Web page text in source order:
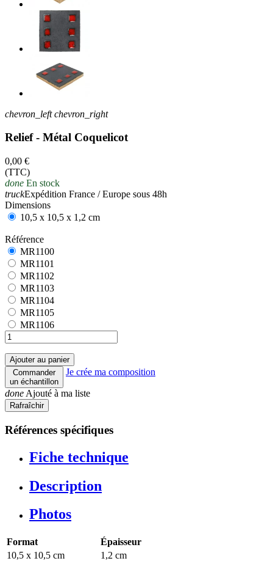
chevron_left chevron_right
Relief - Métal Coquelicot
0,00 €
(TTC)
done En stock
truckExpédition France / Europe sous 48h
Dimensions
10,5 x 10,5 x 1,2 cm
Référence
MR1100
MR1100
MR1101
MR1101
MR1102
MR1102
MR1103
MR1103
MR1104
MR1104
MR1105
MR1105
MR1106
MR1106
Ajouter au panier
Commander
un échantillon
Je crée ma composition
done Ajouté à ma liste
Références spécifiques
Fiche technique
Description
Photos
Format
Épaisseur
10,5 x 10,5 cm
1,2 cm